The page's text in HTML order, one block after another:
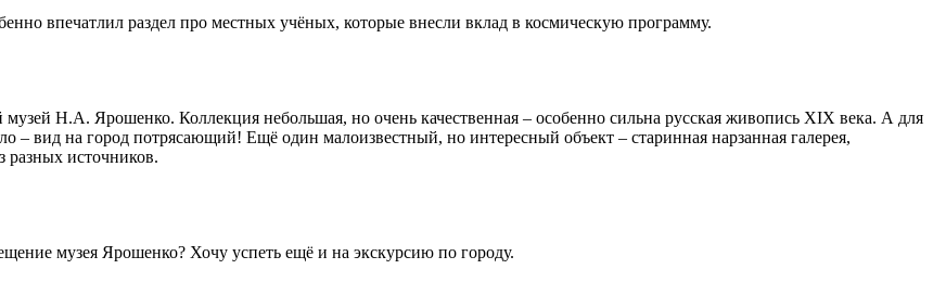
впечатлил раздел про местных учёных, которые внесли вклад в космическую программу.
Н.А. Ярошенко. Коллекция небольшая, но очень качественная – особенно сильна русская живопись XIX века. А для
– вид на город потрясающий! Ещё один малоизвестный, но интересный объект – старинная нарзанная галерея,
разных источников.
музея Ярошенко? Хочу успеть ещё и на экскурсию по городу.